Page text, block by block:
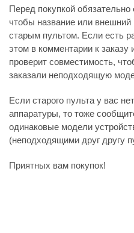
Перед покупкой
чтобы название или
старым пультом. Если есть
этом в комментарии к
проверит совместимость,
заказали неподходящую
Если старого пульта у вас
аппаратуры, то тоже
одинаковые модели
(неподходящими друг другу
Приятных вам покупок!